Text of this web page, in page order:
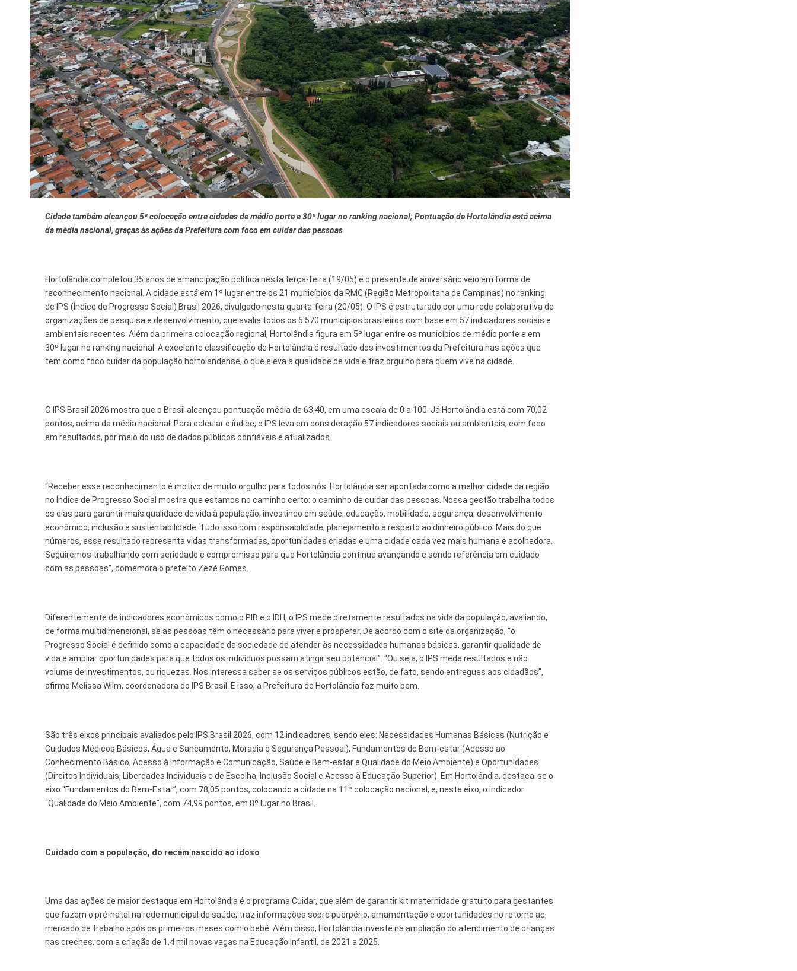
Finanças
Governo
Habitação
Inclusão e Desenvolvimento Social
Meio Ambiente, Desenvolvimento Sustentável e Assuntos Climáticos
Mobilidade Urbana
Obras
Planejamento Urbano e Gestão Estratégica
Segurança Pública
Tecnologia e Inovação
Cidade também alcançou 5ª colocação entre cidades de médio porte e 30º lugar no ranking nacional; Pontuação de Hortolândia está acima
da média nacional, graças às ações da Prefeitura com foco em cuidar das pessoas
Hortolândia completou 35 anos de emancipação política nesta terça-feira (19/05) e o presente de aniversário veio em forma de
reconhecimento nacional. A cidade está em 1º lugar entre os 21 municípios da RMC (Região Metropolitana de Campinas) no ranking
de IPS (Índice de Progresso Social) Brasil 2026, divulgado nesta quarta-feira (20/05). O IPS é estruturado por uma rede colaborativa de
organizações de pesquisa e desenvolvimento, que avalia todos os 5.570 municípios brasileiros com base em 57 indicadores sociais e
ambientais recentes. Além da primeira colocação regional, Hortolândia figura em 5º lugar entre os municípios de médio porte e em
30º lugar no ranking nacional. A excelente classificação de Hortolândia é resultado dos investimentos da Prefeitura nas ações que
tem como foco cuidar da população hortolandense, o que eleva a qualidade de vida e traz orgulho para quem vive na cidade.
O IPS Brasil 2026 mostra que o Brasil alcançou pontuação média de 63,40, em uma escala de 0 a 100. Já Hortolândia está com 70,02
pontos, acima da média nacional. Para calcular o índice, o IPS leva em consideração 57 indicadores sociais ou ambientais, com foco
em resultados, por meio do uso de dados públicos confiáveis e atualizados.
“Receber esse reconhecimento é motivo de muito orgulho para todos nós. Hortolândia ser apontada como a melhor cidade da região
no Índice de Progresso Social mostra que estamos no caminho certo: o caminho de cuidar das pessoas. Nossa gestão trabalha todos
os dias para garantir mais qualidade de vida à população, investindo em saúde, educação, mobilidade, segurança, desenvolvimento
econômico, inclusão e sustentabilidade. Tudo isso com responsabilidade, planejamento e respeito ao dinheiro público. Mais do que
números, esse resultado representa vidas transformadas, oportunidades criadas e uma cidade cada vez mais humana e acolhedora.
Seguiremos trabalhando com seriedade e compromisso para que Hortolândia continue avançando e sendo referência em cuidado
com as pessoas”, comemora o prefeito Zezé Gomes.
Diferentemente de indicadores econômicos como o PIB e o IDH, o IPS mede diretamente resultados na vida da população, avaliando,
de forma multidimensional, se as pessoas têm o necessário para viver e prosperar. De acordo com o site da organização, “o
Progresso Social é definido como a capacidade da sociedade de atender às necessidades humanas básicas, garantir qualidade de
vida e ampliar oportunidades para que todos os indivíduos possam atingir seu potencial”. “Ou seja, o IPS mede resultados e não
volume de investimentos, ou riquezas. Nos interessa saber se os serviços públicos estão, de fato, sendo entregues aos cidadãos”,
afirma Melissa Wilm, coordenadora do IPS Brasil. E isso, a Prefeitura de Hortolândia faz muito bem.
São três eixos principais avaliados pelo IPS Brasil 2026, com 12 indicadores, sendo eles: Necessidades Humanas Básicas (Nutrição e
Cuidados Médicos Básicos, Água e Saneamento, Moradia e Segurança Pessoal), Fundamentos do Bem-estar (Acesso ao
Conhecimento Básico, Acesso à Informação e Comunicação, Saúde e Bem-estar e Qualidade do Meio Ambiente) e Oportunidades
(Direitos Individuais, Liberdades Individuais e de Escolha, Inclusão Social e Acesso à Educação Superior). Em Hortolândia, destaca-se o
eixo “Fundamentos do Bem-Estar”, com 78,05 pontos, colocando a cidade na 11º colocação nacional; e, neste eixo, o indicador
“Qualidade do Meio Ambiente”, com 74,99 pontos, em 8º lugar no Brasil.
Cuidado com a população, do recém nascido ao idoso
Uma das ações de maior destaque em Hortolândia é o programa Cuidar, que além de garantir kit maternidade gratuito para gestantes
que fazem o pré-natal na rede municipal de saúde, traz informações sobre puerpério, amamentação e oportunidades no retorno ao
mercado de trabalho após os primeiros meses com o bebê. Além disso, Hortolândia investe na ampliação do atendimento de crianças
nas creches, com a criação de 1,4 mil novas vagas na Educação Infantil, de 2021 a 2025.